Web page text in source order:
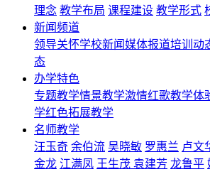
理念 教学布局 课程建设 教学形式
新闻频道
领导关怀学校新闻媒体报道培训动
态
办学特色
专题教学情景教学激情红歌教学体
学红色拓展教学
名师教学
汪玉奇 余伯流 吴晓敏 罗惠兰 卢文
金龙 江满凤 王生茂 袁建芳 龙鲁平